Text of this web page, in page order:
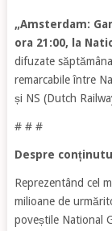
„Amsterdam:
ora 21:00, la
difuzate
remarcabile între
și NS (Dutch
# # #
Despre
Reprezentând cel
milioane de
poveștile National